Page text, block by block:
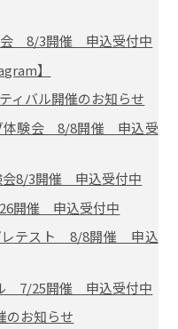
会 8/3開催 申込受付中
】
ィバル開催のお知らせ
体験会 8/8開催 申込受
会8/3開催 申込受付中
開催 申込受付中
レテスト 8/8開催 申込
7/25開催 申込受付中
お知らせ